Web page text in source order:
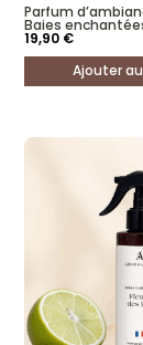
Parfum
Baies
19,90 €
Ajouter